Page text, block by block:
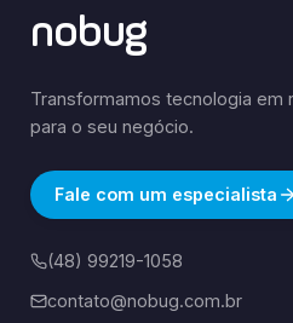
nobug
Transformamos tecnologia em
para o seu negócio.
Fale com um especialista
(48) 99219-1058
contato@nobug.com.br